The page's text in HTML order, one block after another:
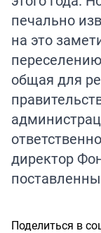
печально
на это
общая для
директор
Поделиться в